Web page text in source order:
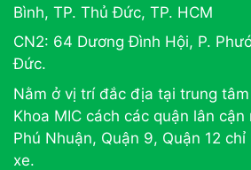
Bình, TP. Thủ Đức, TP. HCM
CN2: 64 Dương Đình Hội, P.
Đức.
Nằm ở vị trí đắc địa tại trung
Khoa MIC cách các quận lân cận
Phú Nhuận, Quận 9, Quận 12
xe.